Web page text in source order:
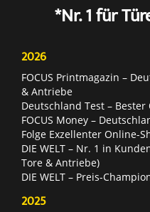
*Nr. 1 für
2026
FOCUS Printmagazin –
& Antriebe
Deutschland Test –
FOCUS Money –
Folge Exzellenter Online-
DIE WELT – Nr. 1 in
Tore & Antriebe)
DIE WELT – Preis-
2025